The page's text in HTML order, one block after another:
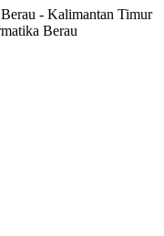
- Kalimantan Timur
Berau